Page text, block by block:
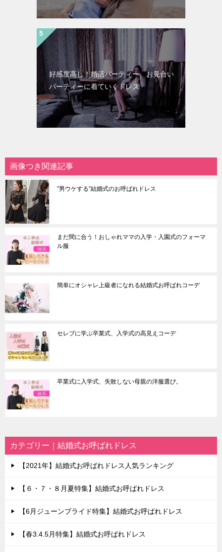
好感度高し！婚活パーティー、お見合い
パーティーに着ていくドレス
画像つき関連記事
”男ウケする”結婚式のお呼ばれドレス
まだ間に合う！おしゃれママの入学・入園式のフォーマ
ル服
簡単にオシャレ上級者になれる結婚式お呼ばれコーデ
セレブに学ぶ卒業式、入学式の高見えコーデ
卒業式に入学式、失敗しない母親の洋服選び。
カテゴリー｜結婚式お呼ばれドレス
【2021年】結婚式お呼ばれドレス人気ランキング
【６・７・８月夏特集】結婚式お呼ばれドレス
【6月ジューンブライド特集】結婚式お呼ばれドレス
【春3.4.5月特集】結婚式お呼ばれドレス